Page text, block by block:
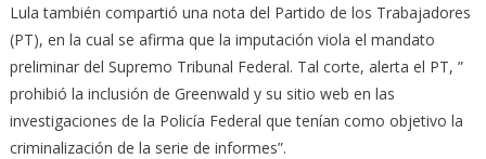
Lula también compartió una nota del Partido de los Trabajadores
(PT), en la cual se afirma que la imputación viola el mandato
preliminar del Supremo Tribunal Federal. Tal corte, alerta el PT, ”
prohibió la inclusión de Greenwald y su sitio web en las
investigaciones de la Policía Federal que tenían como objetivo la
criminalización de la serie de informes”.